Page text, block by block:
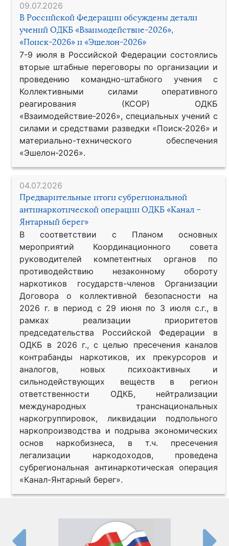
09.07.2026
В Российской Федерации обсуждены детали
учений ОДКБ «Взаимодействие-2026»,
«Поиск-2026» и «Эшелон-2026»
7-9 июля в Российской Федерации состоялись
вторые штабные переговоры по организации и
проведению командно-штабного учения с
Коллективными силами оперативного
реагирования (КСОР) ОДКБ
«Взаимодействие-2026», специальных учений с
силами и средствами разведки «Поиск-2026» и
материально-технического обеспечения
«Эшелон-2026».
04.07.2026
Предварительные итоги субрегиональной
антинаркотической операции ОДКБ «Канал –
Янтарный берег»
В соответствии с Планом основных
мероприятий Координационного совета
руководителей компетентных органов по
противодействию незаконному обороту
наркотиков государств-членов Организации
Договора о коллективной безопасности на
2026 г. в период с 29 июня по 3 июля с.г., в
рамках реализации приоритетов
председательства Российской Федерации в
ОДКБ в 2026 г., с целью пресечения каналов
контрабанды наркотиков, их прекурсоров и
аналогов, новых психоактивных и
сильнодействующих веществ в регион
ответственности ОДКБ, нейтрализации
международных транснациональных
наркогруппировок, ликвидации подпольного
наркопроизводства и подрыва экономических
основ наркобизнеса, в т.ч. пресечения
легализации наркодоходов, проведена
субрегиональная антинаркотическая операция
«Канал-Янтарный берег».